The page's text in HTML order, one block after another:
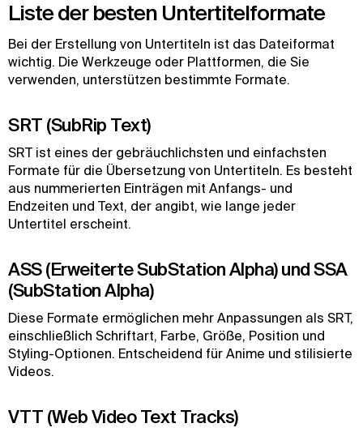
Liste der besten Untertitelformate
Bei der Erstellung von Untertiteln ist das Dateiformat
wichtig. Die Werkzeuge oder Plattformen, die Sie
verwenden, unterstützen bestimmte Formate.
SRT (SubRip Text)
SRT ist eines der gebräuchlichsten und einfachsten
Formate für die Übersetzung von Untertiteln. Es besteht
aus nummerierten Einträgen mit Anfangs- und
Endzeiten und Text, der angibt, wie lange jeder
Untertitel erscheint.
ASS (Erweiterte SubStation Alpha) und SSA
(SubStation Alpha)
Diese Formate ermöglichen mehr Anpassungen als SRT,
einschließlich Schriftart, Farbe, Größe, Position und
Styling-Optionen. Entscheidend für Anime und stilisierte
Videos.
VTT (Web Video Text Tracks)